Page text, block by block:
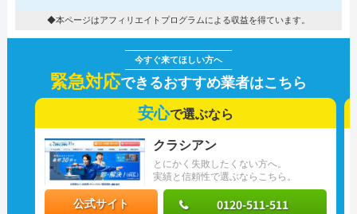
◆本ページはアフィリエイトプログラムによる収益を得ています。
緊急対応できるおすすめ業者はこちら
安心で選ぶなら
とにかく失敗したくない方へ。
実績と信頼性で選ぶならこちら。
クラシアン
公式サイト 0120-511-511